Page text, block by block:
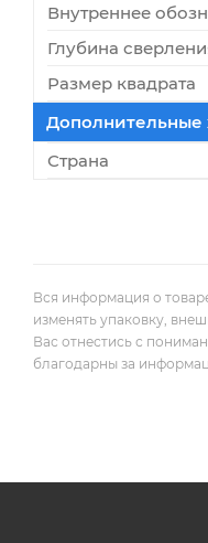
Внутреннее
Глубина
Размер квадрата
Дополнительные
Страна
Вся информация о
изменять упаковку,
Вас отнестись с
благодарны за